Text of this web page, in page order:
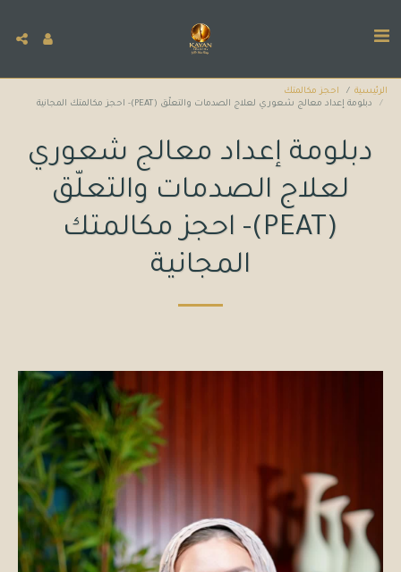
الرئيسية
احجز مكالمتك
دبلومة إعداد معالج شعوري لعلاج الصدمات والتعلّق (PEAT)- احجز مكالمتك المجانية
دبلومة إعداد معالج شعوري
لعلاج الصدمات والتعلّق
(PEAT)- احجز مكالمتك
المجانية